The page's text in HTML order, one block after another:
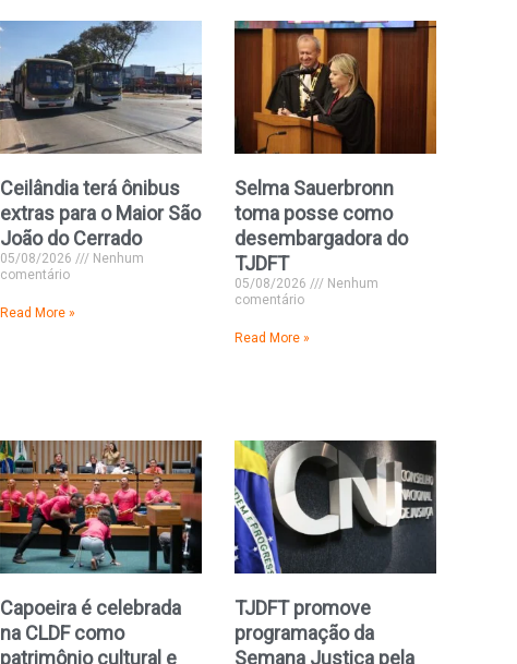
Ceilândia terá ônibus
extras para o Maior São
João do Cerrado
05/08/2026
Nenhum
comentário
Read More »
Selma Sauerbronn
toma posse como
desembargadora do
TJDFT
05/08/2026
Nenhum
comentário
Read More »
Capoeira é celebrada
na CLDF como
patrimônio cultural e
TJDFT promove
programação da
Semana Justiça pela